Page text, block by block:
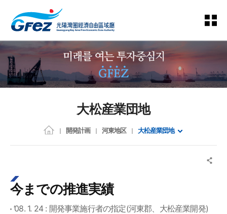
大松産業団地
開発計画 河東地区 大松産業団地
今までの推進実績
’08. 1. 24 : 開発事業施行者の指定(河東郡、大松産業開発)